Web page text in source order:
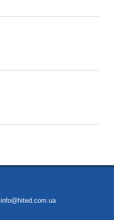
info@hited.com.ua